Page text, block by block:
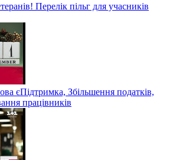
Перелік пільг для учасників
єПідтримка, Збільшення податків,
працівників